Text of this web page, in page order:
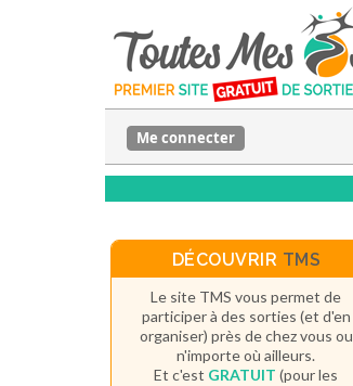
Me connecter
DÉCOUVRIR TMS
Le site TMS vous permet de
participer à des sorties (et d'en
organiser) près de chez vous ou
n'importe où ailleurs.
Et c'est GRATUIT (pour les